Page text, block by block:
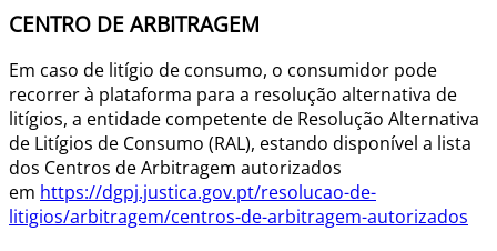
CENTRO DE ARBITRAGEM
Em caso de litígio de consumo, o consumidor pode
recorrer à plataforma para a resolução alternativa de
litígios, a entidade competente de Resolução Alternativa
de Litígios de Consumo (RAL), estando disponível a lista
dos Centros de Arbitragem autorizados
em https://dgpj.justica.gov.pt/resolucao-de-
litigios/arbitragem/centros-de-arbitragem-autorizados